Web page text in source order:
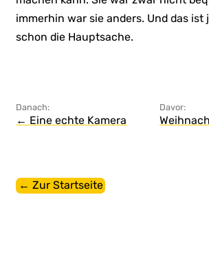
immerhin war sie anders. Und das ist
schon die Hauptsache.
Danach:
← Eine echte Kamera
Davor:
← Zur Startseite